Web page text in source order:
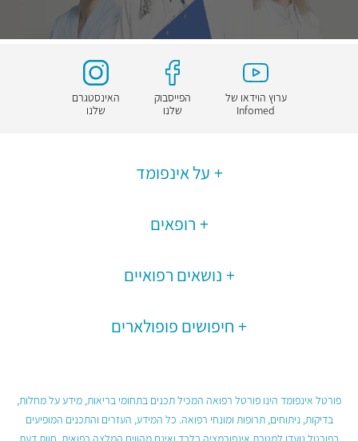
ערוץ הוידאו של
Infomed
הפייסבוק
שלנו
האינסטגרם
שלנו
על אינפומד
רופאים
נושאים רפואיים
חיפושים פופולארים
פורטל אינפומד הינו פורטל רפואה המכיל תכנים בתחומי בריאות, מידע על מחלות,
בדיקות, ניתוחים, תרופות ומונחי רפואה. כל המידע, העזרים והתכנים המופיעים